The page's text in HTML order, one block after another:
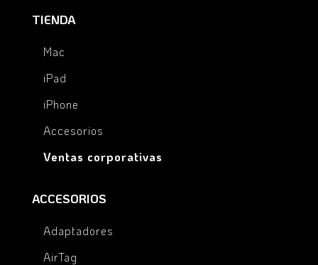
TIENDA
Mac
iPad
iPhone
Accesorios
Ventas corporativas
ACCESORIOS
Adaptadores
AirTag